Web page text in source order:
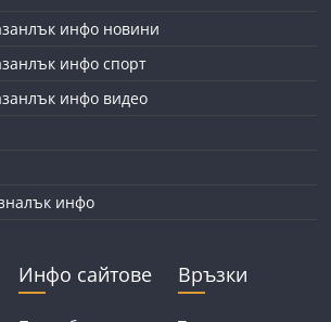
инфо новини
инфо спорт
инфо видео
инфо
Инфо сайтове Връзки